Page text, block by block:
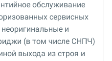
обслуживание
сервисных
и
(в том числе СНПЧ)
выхода из строя и